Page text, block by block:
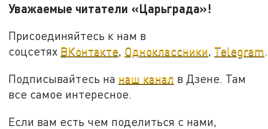
Уважаемые читатели «Царьграда»!
Присоединяйтесь к нам в
соцсетях ВКонтакте, Одноклассники, Telegram.
Подписывайтесь на наш канал в Дзене. Там
все самое интересное.
Если вам есть чем поделиться с нами,